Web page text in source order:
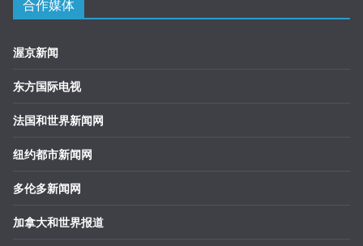
合作媒体
渥京新闻
东方国际电视
法国和世界新闻网
纽约都市新闻网
多伦多新闻网
加拿大和世界报道